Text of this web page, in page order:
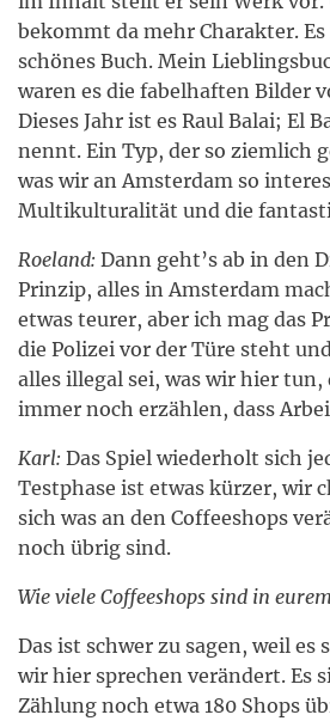
bekommt da mehr Charakter.
schönes Buch. Mein
waren es die fabelhaften Bilder
Dieses Jahr ist es Raul Balai; El
nennt. Ein Typ, der so ziemlich
was wir an Amsterdam so
Multikulturalität und die
Roeland: Dann geht’s ab in den
Prinzip, alles in Amsterdam
etwas teurer, aber ich mag das
die Polizei vor der Türe steht
alles illegal sei, was wir hier
immer noch erzählen, dass
Karl: Das Spiel wiederholt sich
Testphase ist etwas kürzer, wir
sich was an den Coffeeshops
noch übrig sind.
Wie viele Coffeeshops sind in
Das ist schwer zu sagen, weil es
wir hier sprechen verändert. Es
Zählung noch etwa 180 Shops